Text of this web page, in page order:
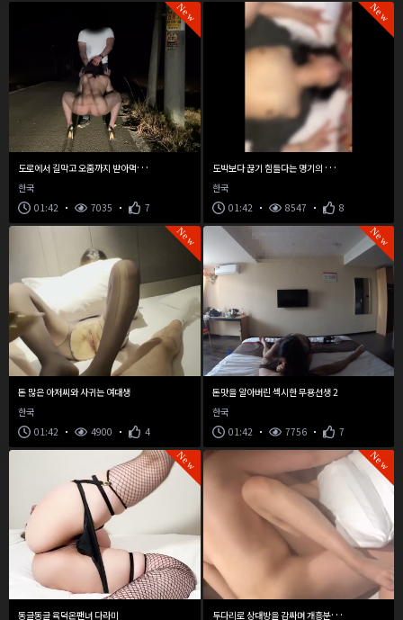
New
도
로에서 길막고 오줌까지 받아먹는 분당누나
한국
01:42
7035 7
New
도
박보다 끊기 힘들다는 명기의 소유자
한국
01:42
8547 8
New
돈 많은 아저씨와 사귀는 여대생
한국
01:42
4900 4
New
돈맛을 알아버린 섹시한 무용선생 2
한국
01:42
7756 7
New
동글동글 육덕온팬녀 다라미
New
두
다리로 상대방을 감싸며 개흥분하는 김초코